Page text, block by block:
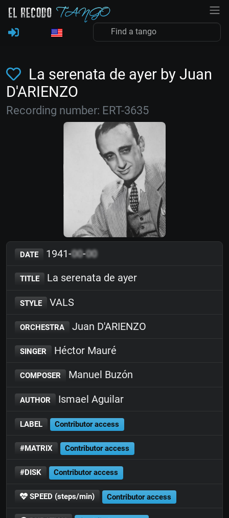
La serenata de ayer by Juan
D'ARIENZO
Recording number: ERT-3635
DATE 1941-00-00
TITLE La serenata de ayer
STYLE VALS
ORCHESTRA Juan D'ARIENZO
SINGER Héctor Mauré
COMPOSER Manuel Buzón
AUTHOR Ismael Aguilar
LABEL Contributor access
#MATRIX Contributor access
#DISK Contributor access
SPEED (steps/min) Contributor access